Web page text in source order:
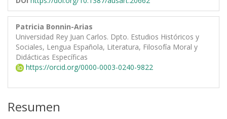
Patricia Bonnin-Arias
Universidad Rey Juan Carlos. Dpto. Estudios Históricos y
Sociales, Lengua Española, Literatura, Filosofía Moral y
Didácticas Específicas
https://orcid.org/0000-0003-0240-9822
Resumen